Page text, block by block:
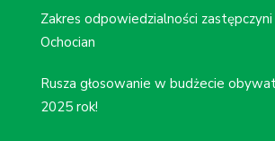
Zakres odpowiedzialności
Ochocian
Rusza głosowanie w budżecie
2025 rok!